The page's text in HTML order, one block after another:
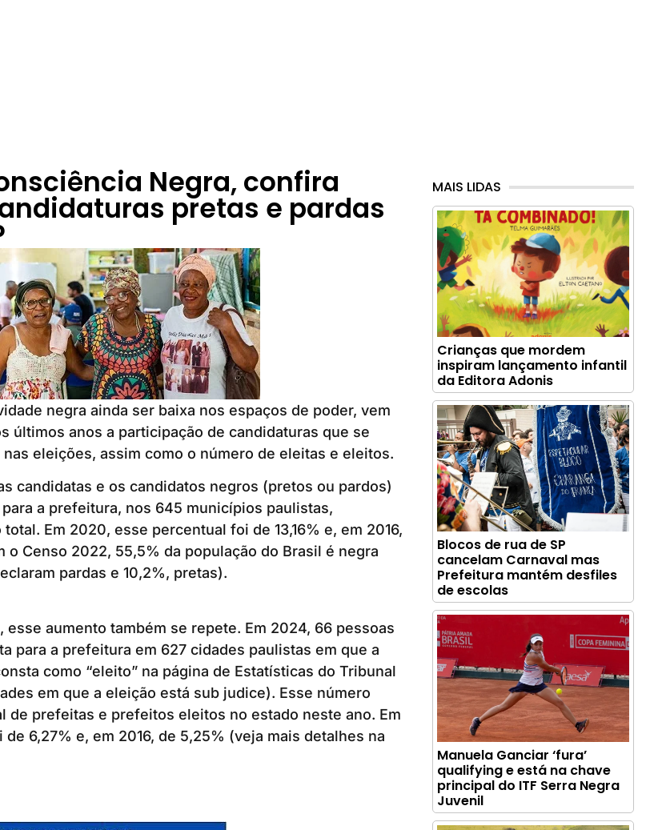
Negra, confira
pretas e pardas
negra ainda ser baixa nos espaços de poder, vem
últimos anos a participação de candidaturas que se
eleições, assim como o número de eleitas e eleitos.
candidatas e os candidatos negros (pretos ou pardos)
a prefeitura, nos 645 municípios paulistas,
Em 2020, esse percentual foi de 13,16% e, em 2016,
o Censo 2022, 55,5% da população do Brasil é negra
pardas e 10,2%, pretas).
aumento também se repete. Em 2024, 66 pessoas
para a prefeitura em 627 cidades paulistas em que a
como “eleito” na página de Estatísticas do Tribunal
em que a eleição está sub judice). Esse número
de prefeitas e prefeitos eleitos no estado neste ano. Em
6,27% e, em 2016, de 5,25% (veja mais detalhes na
MAIS LIDAS
Crianças que mordem
inspiram lançamento infantil
da Editora Adonis
Blocos de rua de SP
cancelam Carnaval mas
Prefeitura mantém desfiles
de escolas
Manuela Ganciar ‘fura’
qualifying e está na chave
principal do ITF Serra Negra
Juvenil